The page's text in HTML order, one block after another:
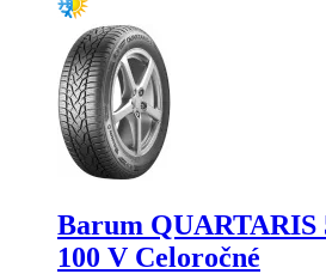
Barum QUARTARIS
100 V Celoročné